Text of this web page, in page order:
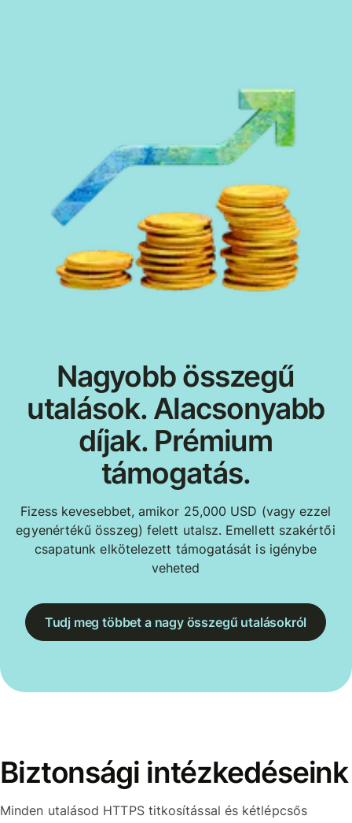
Nagyobb összegű
utalások. Alacsonyabb
díjak. Prémium
támogatás.
Fizess kevesebbet, amikor 25,000 USD (vagy ezzel
egyenértékű összeg) felett utalsz. Emellett szakértői
csapatunk elkötelezett támogatását is igénybe
veheted
Tudj meg többet a nagy összegű utalásokról
Biztonsági intézkedéseink
Minden utalásod HTTPS titkosítással és kétlépcsős